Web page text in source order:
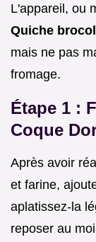
L'appareil, ou
Quiche
mais ne pas
fromage.
Étape 1 :
Coque
Après avoir
et farine,
aplatissez-la
reposer au